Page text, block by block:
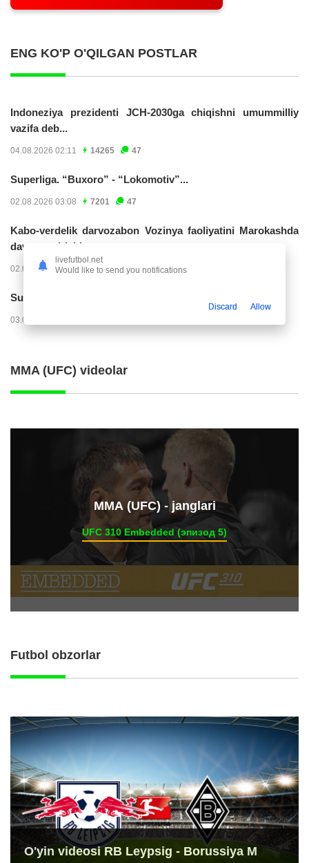
ENG KO'P O'QILGAN POSTLAR
Indoneziya prezidenti JCH-2030ga chiqishni umummilliy
vazifa deb...
04.08.2026 02:11 14265 47
Superliga. “Buxoro” - “Lokomotiv”...
02.08.2026 03:08 7201 47
Kabo-verdelik darvozabon Vozinya faoliyatini Marokashda
davom ettirishi...
02.08.2026 01:08 3948 47
Superliga. "Dinamo" – "Neftchi" (matnli...
03.08.2026 20:32
MMA (UFC) videolar
ММА (UFC) - janglari
UFC 310 Embedded (эпизод 5)
Futbol obzorlar
O'yin videosi RB Leypsig - Borussiya M
livefutbol.net
Would like to send you notifications
Discard Allow